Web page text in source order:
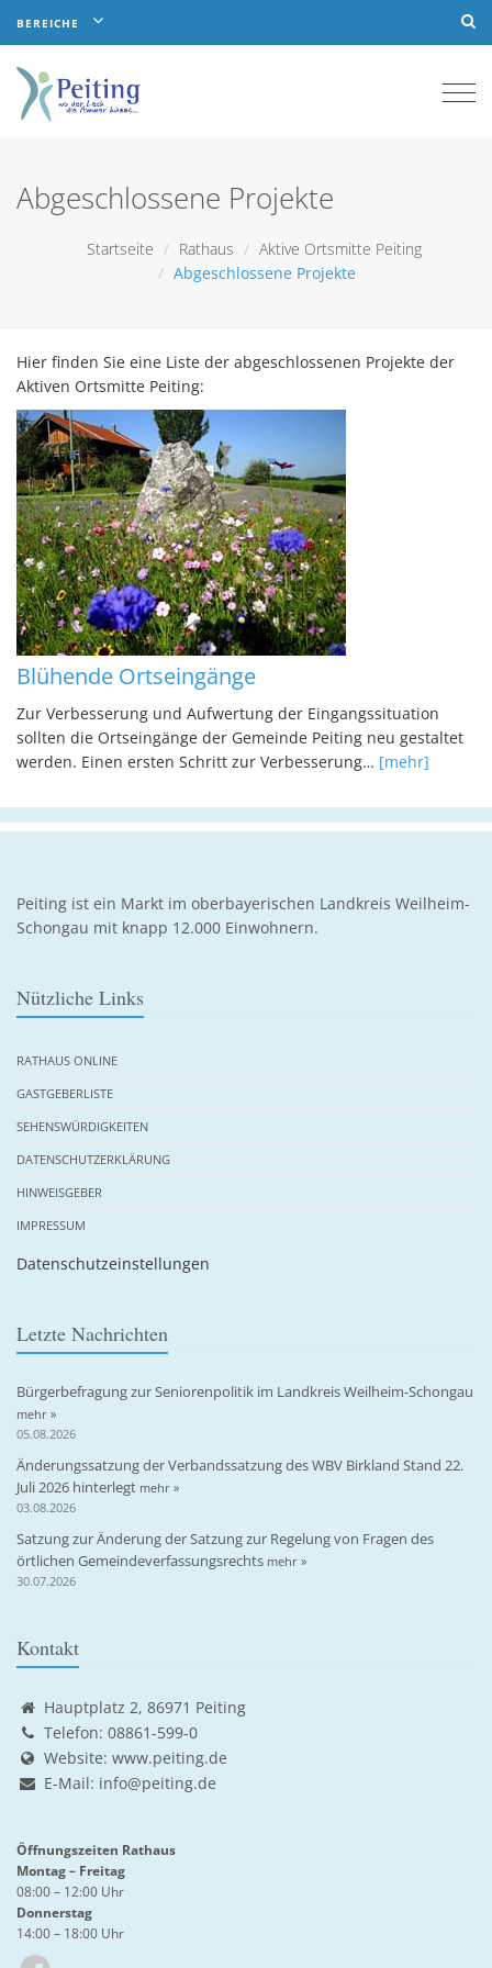
BEREICHE
Abgeschlossene Projekte
Startseite Rathaus
Aktive Ortsmitte Peiting
Abgeschlossene Projekte
Hier finden Sie eine Liste der abgeschlossenen Projekte der
Aktiven Ortsmitte Peiting:
Blühende Ortseingänge
Zur Verbesserung und Aufwertung der Eingangssituation
sollten die Ortseingänge der Gemeinde Peiting neu gestaltet
werden. Einen ersten Schritt zur Verbesserung… [mehr]
Peiting ist ein Markt im oberbayerischen Landkreis Weilheim-
Schongau mit knapp 12.000 Einwohnern.
Nützliche Links
RATHAUS ONLINE
GASTGEBERLISTE
SEHENSWÜRDIGKEITEN
DATENSCHUTZERKLÄRUNG
HINWEISGEBER
IMPRESSUM
Datenschutzeinstellungen
Letzte Nachrichten
Bürgerbefragung zur Seniorenpolitik im Landkreis Weilheim-Schongau
mehr »
05.08.2026
Änderungssatzung der Verbandssatzung des WBV Birkland Stand 22.
Juli 2026 hinterlegt mehr »
03.08.2026
Satzung zur Änderung der Satzung zur Regelung von Fragen des
örtlichen Gemeindeverfassungsrechts mehr »
30.07.2026
Kontakt
Hauptplatz 2, 86971 Peiting
Telefon: 08861-599-0
Website: www.peiting.de
E-Mail: info@peiting.de
Öffnungszeiten Rathaus
Montag – Freitag
08:00 – 12:00 Uhr
Donnerstag
14:00 – 18:00 Uhr